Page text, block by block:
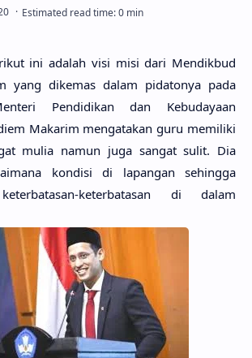
ini adalah visi misi dari Mendikbud
yang dikemas dalam pidatonya pada
Pendidikan dan Kebudayaan
Makarim mengatakan guru memiliki
mulia namun juga sangat sulit. Dia
kondisi di lapangan sehingga
keterbatasan di dalam